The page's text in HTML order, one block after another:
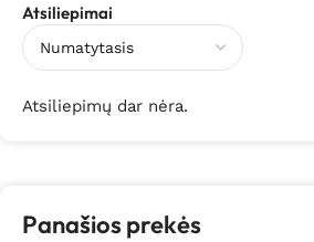
Atsiliepimai
Atsiliepimų dar nėra.
Panašios prekės